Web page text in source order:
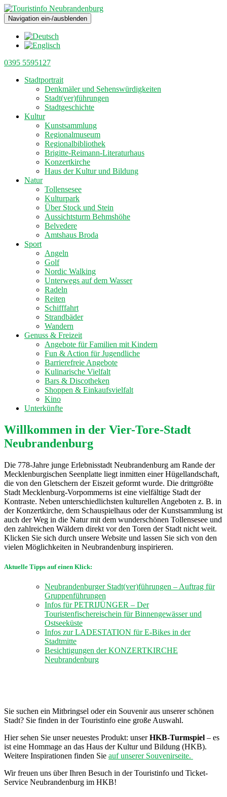
Navigation ein-/ausblenden
0395 5595127
Stadtportrait
Denkmäler und Sehenswürdigkeiten
Stadt(ver)führungen
Stadtgeschichte
Kultur
Kunstsammlung
Regionalmuseum
Regionalbibliothek
Brigitte-Reimann-Literaturhaus
Konzertkirche
Haus der Kultur und Bildung
Natur
Tollensesee
Kulturpark
Über Stock und Stein
Aussichtsturm Behmshöhe
Belvedere
Amtshaus Broda
Sport
Angeln
Golf
Nordic Walking
Unterwegs auf dem Wasser
Radeln
Reiten
Schifffahrt
Strandbäder
Wandern
Genuss & Freizeit
Angebote für Familien mit Kindern
Fun & Action für Jugendliche
Barrierefreie Angebote
Kulinarische Vielfalt
Bars & Discotheken
Shoppen & Einkaufsvielfalt
Kino
Unterkünfte
Willkommen in der Vier-Tore-Stadt
Neubrandenburg
Die 778-Jahre junge Erlebnisstadt Neubrandenburg am Rande der
Mecklenburgischen Seenplatte liegt inmitten einer Hügellandschaft,
die von den Gletschern der Eiszeit geformt wurde. Die drittgrößte
Stadt Mecklenburg-Vorpommerns ist eine vielfältige Stadt der
Kontraste. Neben unterschiedlichsten kulturellen Angeboten z. B. in
der Konzertkirche, dem Schauspielhaus oder der Kunstsammlung ist
auch der Weg in die Natur mit dem wunderschönen Tollensesee und
den zahlreichen Wäldern direkt vor den Toren der Stadt nicht weit.
Klicken Sie sich durch unsere Website und lassen Sie sich von den
vielen Möglichkeiten in Neubrandenburg inspirieren.
Aktuelle Tipps auf einen Klick:
Neubrandenburger Stadt(ver)führungen – Auftrag für
Gruppenführungen
Infos für PETRIJÜNGER – Der
Touristenfischereischein für Binnengewässer und
Ostseeküste
Infos zur LADESTATION für E-Bikes in der
Stadtmitte
Besichtigungen der KONZERTKIRCHE
Neubrandenburg
Sie suchen ein Mitbringsel oder ein Souvenir aus unserer schönen
Stadt? Sie finden in der Touristinfo eine große Auswahl.
Hier sehen Sie unser neuestes Produkt: unserHKB-Turmspiel – es
ist eine Hommage an das Haus der Kultur und Bildung (HKB).
Weitere Inspirationen finden Sie auf unserer Souvenirseite.
Wir freuen uns über Ihren Besuch in der Touristinfo und Ticket-
Service Neubrandenburg im HKB!